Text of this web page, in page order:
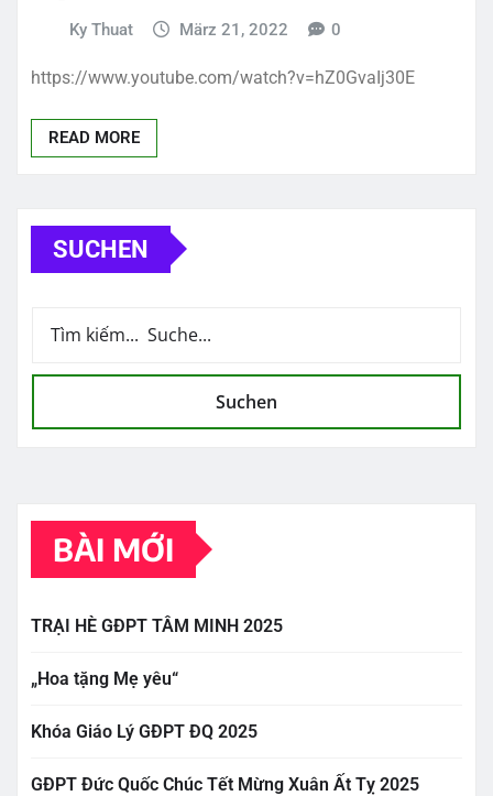
Ky Thuat März 21, 2022 0
https://www.youtube.com/watch?v=hZ0GvaIj30E
READ MORE
SUCHEN
Suchen
BÀI MỚI
TRẠI HÈ GĐPT TÂM MINH 2025
„Hoa tặng Mẹ yêu“
Khóa Giáo Lý GĐPT ĐQ 2025
GĐPT Đức Quốc Chúc Tết Mừng Xuân Ất Tỵ 2025